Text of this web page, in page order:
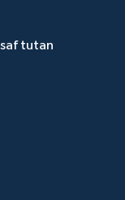
tutan